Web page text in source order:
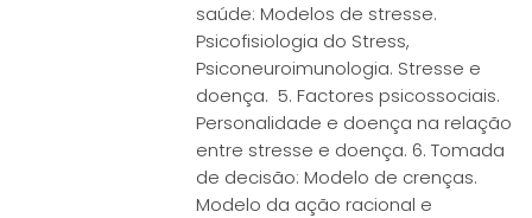
saúde: Modelos de stresse.
Psicofisiologia do Stress,
Psiconeuroimunologia. Stresse e
doença. 5. Factores psicossociais.
Personalidade e doença na relação
entre stresse e doença. 6. Tomada
de decisão: Modelo de crenças.
Modelo da ação racional e